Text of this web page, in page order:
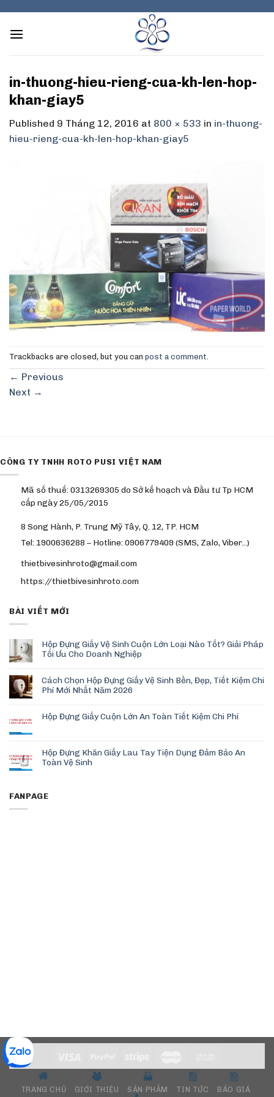
content
in-thuong-hieu-rieng-cua-kh-len-hop-
khan-giay5
Published 9 Tháng 12, 2016 at 800 × 533 in in-thuong-
hieu-rieng-cua-kh-len-hop-khan-giay5
Trackbacks are closed, but you can post a comment.
← Previous
Next →
CÔNG TY TNHH ROTO PUSI VIỆT NAM
Mã số thuế: 0313269305 do Sở kế hoạch và Đầu tư Tp HCM
cấp ngày 25/05/2015
8 Song Hành, P. Trung Mỹ Tây, Q. 12, TP. HCM
Tel: 1900636288 – Hotline: 0906779409 (SMS, Zalo, Viber…)
thietbivesinhroto@gmail.com
https://thietbivesinhroto.com
BÀI VIẾT MỚI
Hộp Đựng Giấy Vệ Sinh Cuộn Lớn Loại Nào Tốt? Giải Pháp
Tối Ưu Cho Doanh Nghiệp
Cách Chọn Hộp Đựng Giấy Vệ Sinh Bền, Đẹp, Tiết Kiệm Chi
Phí Mới Nhất Năm 2026
Hộp Đựng Giấy Cuộn Lớn An Toàn Tiết Kiệm Chi Phí
Hộp Đựng Khăn Giấy Lau Tay Tiện Dụng Đảm Bảo An
Toàn Vệ Sinh
FANPAGE
TRANG CHỦ GIỚI THIỆU SẢN PHẨM TIN TỨC BÁO GIÁ